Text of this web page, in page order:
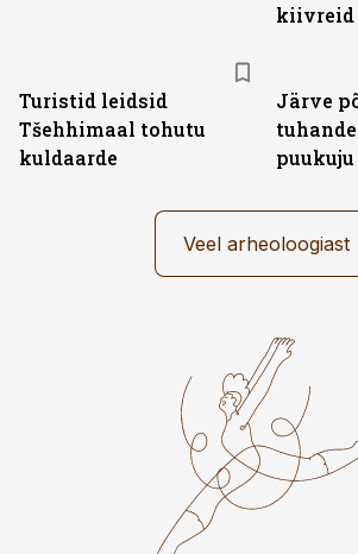
kiivreid
Turistid leidsid
Tšehhimaal tohutu
kuldaarde
Järve
puukuju
Veel arheoloogiast